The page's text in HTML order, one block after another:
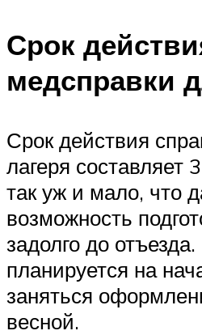
Срок
медсправки
Срок действия
лагеря составляет
так уж и мало, что
возможность
задолго до
планируется на
заняться
весной.